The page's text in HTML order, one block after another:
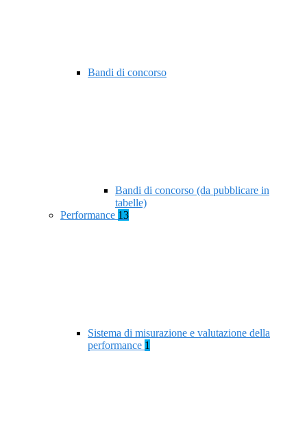
Bandi di concorso
Bandi di concorso (da pubblicare in
tabelle)
Performance 13
Sistema di misurazione e valutazione della
performance 1